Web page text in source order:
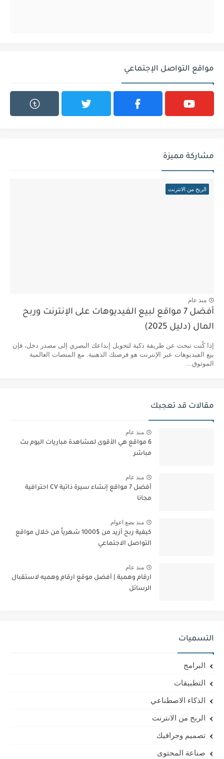
مواقع التواصل الإجتماعي
مشاركة مميزة
الربح من الانترنت
منذ عام
أفضل 7 مواقع لبيع الفيديوهات على الإنترنت وربح
المال (دليل 2025)
إذا كُنت تبحث عن طريقة ذكية لتحويل إبداعك البصري إلى مصدر دخل، فإن
بيع الفيديوهات عبر الإنترنت هو فرصتك الذهبية. مع المنصات العالمية
الموثوق...
مقالات قد تعجبك
منذ عام
6 مواقع هي الأقوى لمشاهدة مباريات اليوم بث
مباشر
منذ عام
أفضل 7 مواقع إنشاء سيرة ذاتية CV احترافية
مجانا
منذ بضع اعوام
كيفية ربح أزيد من $1000 شهرياً من خلال مواقع
التواصل الاجتماعي
منذ عام
ارقام وهمية | أفضل موقع ارقام وهميه لاستقبال
الرسائل
التسميات
البرامج
التطبيقات
الذكاء الاصطناعي
الربح من الانترنت
تصميم وجرافيك
صناعة المحتوى